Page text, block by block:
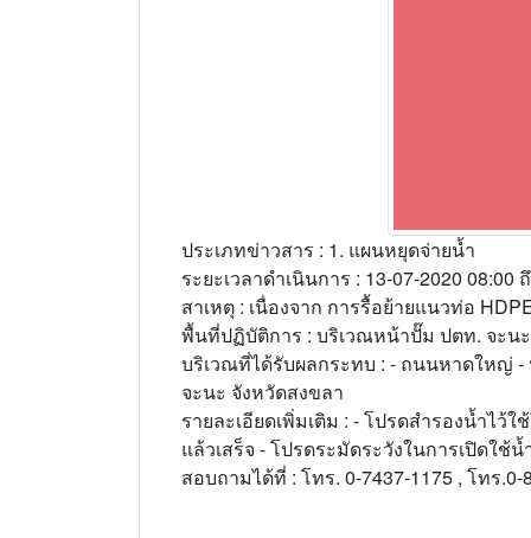
ประเภทข่าวสาร : 1. แผนหยุดจ่ายน้ำ
ระยะเวลาดำเนินการ : 13-07-2020 08:00
สาเหตุ : เนื่องจาก การรื้อย้ายแนวท่อ
พื้นที่ปฏิบัติการ : บริเวณหน้าปั๊ม ปตท. จะน
บริเวณที่ได้รับผลกระทบ : - ถนนหาดใหญ่
จะนะ จังหวัดสงขลา
รายละเอียดเพิ่มเติม : - โปรดสำรองน้ำไว้
แล้วเสร็จ - โปรดระมัดระวังในการเปิดใ
สอบถามได้ที่ : โทร. 0-7437-1175 , โทร.0-